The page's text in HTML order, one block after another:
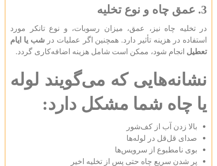
3. عمق چاه و نوع تخلیه
در تخلیه چاه نیز، عمق، میزان رسوبات، و نوع تانکر مورد
استفاده در هزینه تأثیر دارد. همچنین اگر عملیات درشب یا ایام
تعطیل انجام شود، ممکن است شامل هزینه اضافه‌کاری گردد.
نشانه‌هایی که می‌گویند لوله
یا چاه شما مشکل دارد:
بالا زدن آب از کف‌شور
صدای قل‌قل در لوله‌ها
بوی نامطبوع از سرویس‌ها
پر شدن سریع چاه حتی پس از تخلیه اخیر